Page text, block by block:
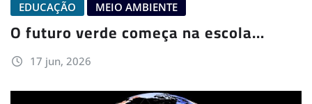
EDUCAÇÃO MEIO AMBIENTE
O futuro verde começa na escola…
17 jun, 2026